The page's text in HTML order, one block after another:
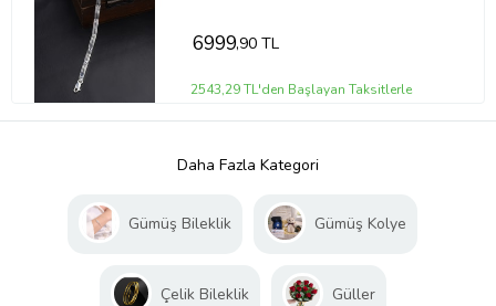
6999,90 TL
2543,29 TL'den Başlayan Taksitlerle
Daha Fazla Kategori
Gümüş Bileklik Gümüş Kolye
Çelik Bileklik Güller